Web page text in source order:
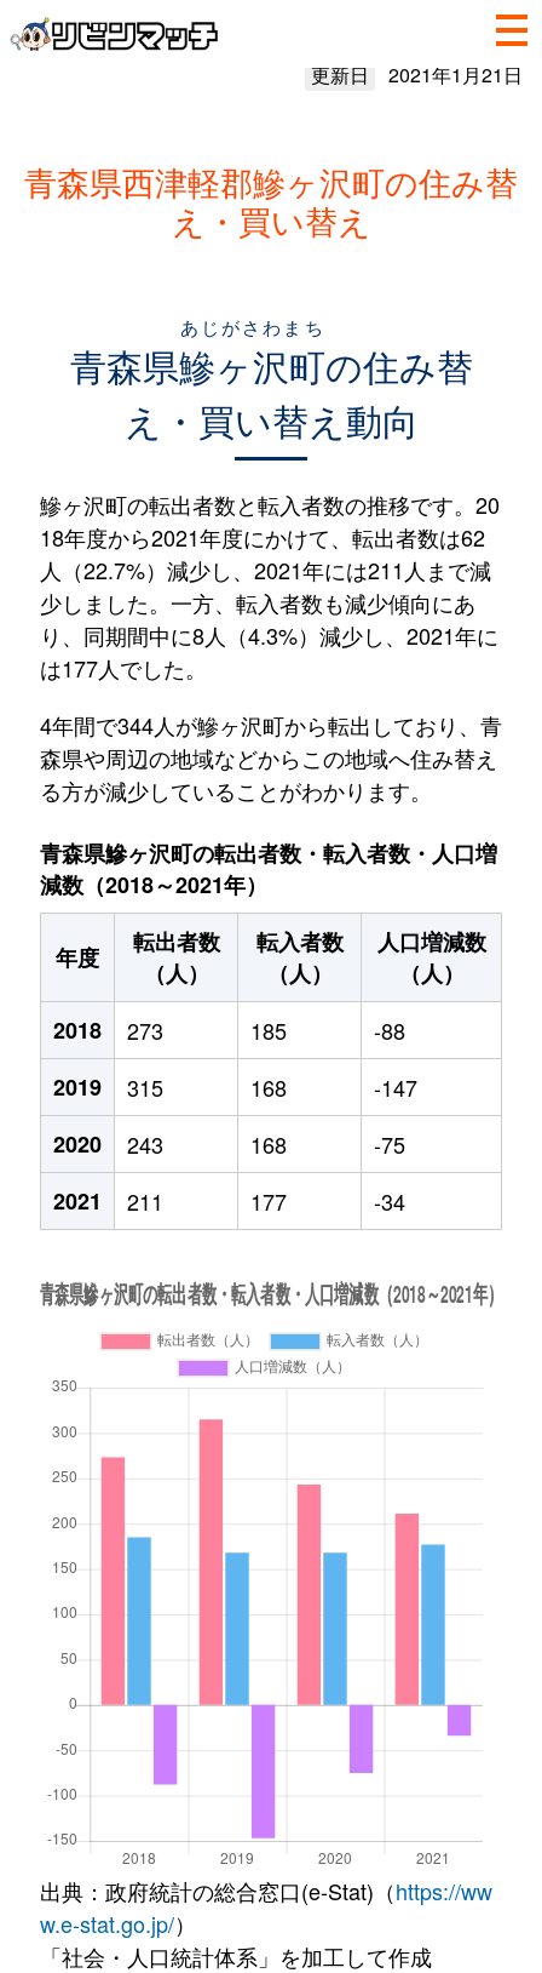
更新日 2021年1月21日
青森県西津軽郡鰺ヶ沢町の住み替
え・買い替え
青森県鰺ヶ沢町
あじがさわまち
の住み替
え・買い替え動向
鰺ヶ沢町の転出者数と転入者数の推移です。20
18年度から2021年度にかけて、転出者数は62
人（22.7%）減少し、2021年には211人まで減
少しました。一方、転入者数も減少傾向にあ
り、同期間中に8人（4.3%）減少し、2021年に
は177人でした。
4年間で344人が鰺ヶ沢町から転出しており、青
森県や周辺の地域などからこの地域へ住み替え
る方が減少していることがわかります。
青森県鰺ヶ沢町の転出者数・転入者数・人口増
減数（2018～2021年）
年度
転出者数
（人）
転入者数
（人）
人口増減数
（人）
2018
273 185
-88
2019
315 168
-147
2020
243 168
-75
2021
211 177 -34
出典：政府統計の総合窓口(e-Stat)（https://ww
w.e-stat.go.jp/）
「社会・人口統計体系」を加工して作成